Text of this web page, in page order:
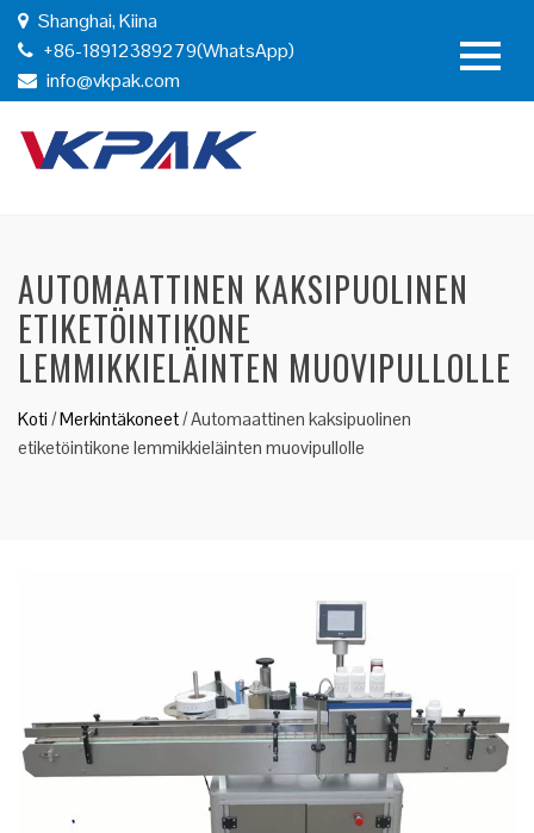
Shanghai, Kiina
+86-18912389279(WhatsApp)
info@vkpak.com
AUTOMAATTINEN KAKSIPUOLINEN
ETIKETÖINTIKONE
LEMMIKKIELÄINTEN MUOVIPULLOLLE
Koti /Merkintäkoneet/Automaattinen kaksipuolinen
etiketöintikone lemmikkieläinten muovipullolle